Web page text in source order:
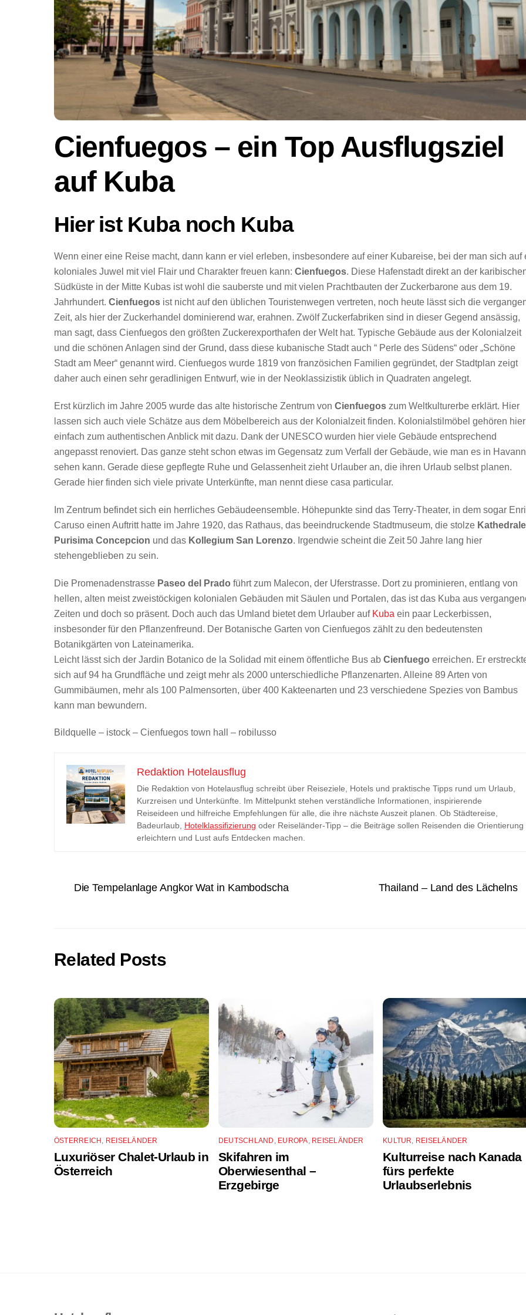
Cienfuegos – ein Top Ausflugsziel
auf Kuba
Hier ist Kuba noch Kuba
Wenn einer eine Reise macht, dann kann er viel erleben, insbesondere auf einer Kubareise, bei der man sich auf
koloniales Juwel mit viel Flair und Charakter freuen kann: Cienfuegos. Diese Hafenstadt direkt an der
Südküste in der Mitte Kubas ist wohl die sauberste und mit vielen Prachtbauten der Zuckerbarone aus dem 19.
Jahrhundert. Cienfuegos ist nicht auf den üblichen Touristenwegen vertreten, noch heute lässt sich die
Zeit, als hier der Zuckerhandel dominierend war, erahnen. Zwölf Zuckerfabriken sind in dieser Gegend ansässig,
man sagt, dass Cienfuegos den größten Zuckerexporthafen der Welt hat. Typische Gebäude aus der Kolonialzeit
und die schönen Anlagen sind der Grund, dass diese kubanische Stadt auch “ Perle des Südens“ oder „Schöne
Stadt am Meer“ genannt wird. Cienfuegos wurde 1819 von französichen Familien gegründet, der Stadtplan zeigt
daher auch einen sehr geradlinigen Entwurf, wie in der Neoklassizistik üblich in Quadraten angelegt.
Erst kürzlich im Jahre 2005 wurde das alte historische Zentrum von Cienfuegos zum Weltkulturerbe erklärt. Hier
lassen sich auch viele Schätze aus dem Möbelbereich aus der Kolonialzeit finden. Kolonialstilmöbel gehören hier
einfach zum authentischen Anblick mit dazu. Dank der UNESCO wurden hier viele Gebäude entsprechend
angepasst renoviert. Das ganze steht schon etwas im Gegensatz zum Verfall der Gebäude, wie man es in
sehen kann. Gerade diese gepflegte Ruhe und Gelassenheit zieht Urlauber an, die ihren Urlaub selbst planen.
Gerade hier finden sich viele private Unterkünfte, man nennt diese casa particular.
Im Zentrum befindet sich ein herrliches Gebäudeensemble. Höhepunkte sind das Terry-Theater, in dem sogar
Caruso einen Auftritt hatte im Jahre 1920, das Rathaus, das beeindruckende Stadtmuseum, die stolze Kathedrale
Purisima Concepcion und das Kollegium San Lorenzo. Irgendwie scheint die Zeit 50 Jahre lang hier
stehengeblieben zu sein.
Die Promenadenstrasse Paseo del Prado führt zum Malecon, der Uferstrasse. Dort zu prominieren, entlang von
hellen, alten meist zweistöckigen kolonialen Gebäuden mit Säulen und Portalen, das ist das Kuba aus
Zeiten und doch so präsent. Doch auch das Umland bietet dem Urlauber auf Kuba ein paar Leckerbissen,
insbesonder für den Pflanzenfreund. Der Botanische Garten von Cienfuegos zählt zu den bedeutensten
Botanikgärten von Lateinamerika.
Leicht lässt sich der Jardin Botanico de la Solidad mit einem öffentliche Bus ab Cienfuego erreichen. Er
sich auf 94 ha Grundfläche und zeigt mehr als 2000 unterschiedliche Pflanzenarten. Alleine 89 Arten von
Gummibäumen, mehr als 100 Palmensorten, über 400 Kakteenarten und 23 verschiedene Spezies von Bambus
kann man bewundern.
Bildquelle – istock – Cienfuegos town hall – robilusso
Redaktion Hotelausflug
Die Redaktion von Hotelausflug schreibt über Reiseziele, Hotels und praktische Tipps rund um Urlaub,
Kurzreisen und Unterkünfte. Im Mittelpunkt stehen verständliche Informationen, inspirierende
Reiseideen und hilfreiche Empfehlungen für alle, die ihre nächste Auszeit planen. Ob Städtereise,
Badeurlaub, Hotelklassifizierung oder Reiseländer-Tipp – die Beiträge sollen Reisenden die Orientierung
erleichtern und Lust aufs Entdecken machen.
Die Tempelanlage Angkor Wat in Kambodscha Thailand – Land des Lächelns
Related Posts
ÖSTERREICH REISELÄNDER
Luxuriöser Chalet-Urlaub in
Österreich
DEUTSCHLAND EUROPA REISELÄNDER
Skifahren im
Oberwiesenthal –
Erzgebirge
KULTUR REISELÄNDER
Kulturreise nach Kanada
fürs perfekte
Urlaubserlebnis